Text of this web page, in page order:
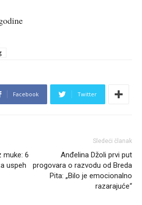
Facebook Twitter
muke: 6
uspeh
Sledeći članak
Anđelina Džoli prvi put
progovara o razvodu od Breda
Pita: „Bilo je emocionalno
razarajuće“